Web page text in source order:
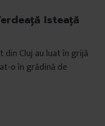
Isteaţă
Cluj au luat în grijă
o în grădină de